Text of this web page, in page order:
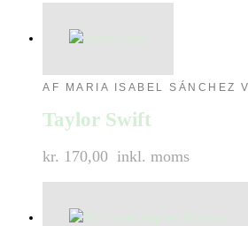
AF MARIA ISABEL SÁNCHEZ
Taylor Swift
kr. 170,00 inkl. moms